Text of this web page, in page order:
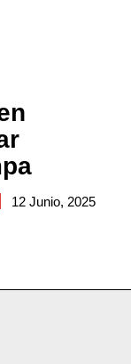
12 Junio, 2025